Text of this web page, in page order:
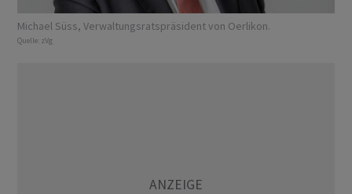
Michael Süss, Verwaltungsratspräsident von Oerlikon.
Quelle: zVg